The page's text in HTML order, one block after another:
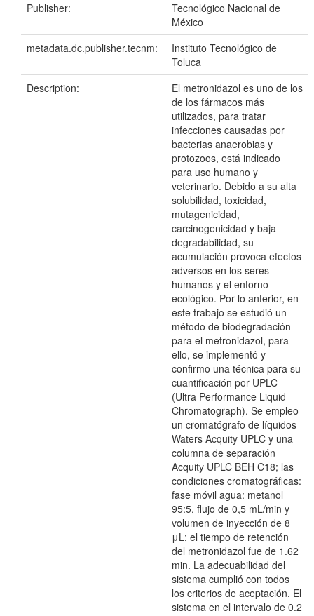
Publisher:
Tecnológico Nacional de
México
metadata.dc.publisher.tecnm:
Instituto Tecnológico de
Toluca
Description:
El metronidazol es uno de los
de los fármacos más
utilizados, para tratar
infecciones causadas por
bacterias anaerobias y
protozoos, está indicado
para uso humano y
veterinario. Debido a su alta
solubilidad, toxicidad,
mutagenicidad,
carcinogenicidad y baja
degradabilidad, su
acumulación provoca efectos
adversos en los seres
humanos y el entorno
ecológico. Por lo anterior, en
este trabajo se estudió un
método de biodegradación
para el metronidazol, para
ello, se implementó y
confirmo una técnica para su
cuantificación por UPLC
(Ultra Performance Liquid
Chromatograph). Se empleo
un cromatógrafo de líquidos
Waters Acquity UPLC y una
columna de separación
Acquity UPLC BEH C18; las
condiciones cromatográficas:
fase móvil agua: metanol
95:5, flujo de 0,5 mL/min y
volumen de inyección de 8
μL; el tiempo de retención
del metronidazol fue de 1.62
min. La adecuabilidad del
sistema cumplió con todos
los criterios de aceptación. El
sistema en el intervalo de 0.2